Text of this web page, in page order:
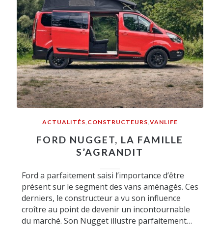
ACTUALITÉS CONSTRUCTEURS VANLIFE
FORD NUGGET, LA FAMILLE
S’AGRANDIT
Ford a parfaitement saisi l’importance d’être
présent sur le segment des vans aménagés. Ces
derniers, le constructeur a vu son influence
croître au point de devenir un incontournable
du marché. Son Nugget illustre parfaitement…